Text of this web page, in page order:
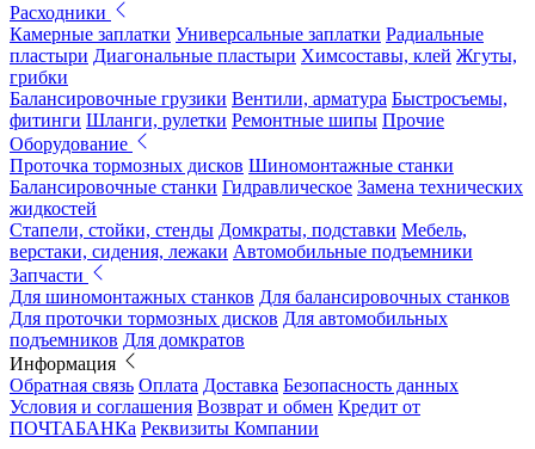
Расходники
Камерные заплатки Универсальные заплатки Радиальные
пластыри Диагональные пластыри Химсоставы, клей Жгуты,
грибки
Балансировочные грузики Вентили, арматура Быстросъемы,
фитинги Шланги, рулетки Ремонтные шипы Прочие
Оборудование
Проточка тормозных дисков Шиномонтажные станки
Балансировочные станки Гидравлическое Замена технических
жидкостей
Стапели, стойки, стенды Домкраты, подставки Мебель,
верстаки, сидения, лежаки Автомобильные подъемники
Запчасти
Для шиномонтажных станков Для балансировочных станков
Для проточки тормозных дисков Для автомобильных
подъемников Для домкратов
Информация
Обратная связь Оплата Доставка Безопасность данных
Условия и соглашения Возврат и обмен Кредит от
ПОЧТАБАНКа Реквизиты Компании